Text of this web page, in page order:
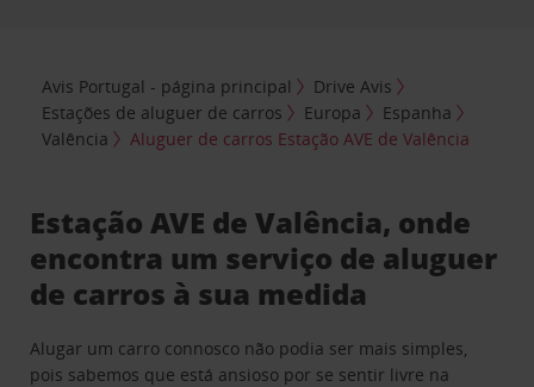
Avis Portugal - página principal
Drive Avis
Estações de aluguer de carros
Europa
Espanha
Valência
Aluguer de carros Estação AVE de Valência
Estação AVE de Valência, onde
encontra um serviço de aluguer
de carros à sua medida
Alugar um carro connosco não podia ser mais simples,
pois sabemos que está ansioso por se sentir livre na